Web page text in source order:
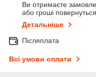
Ви отримаєте
або гроші
Детальніше
Післяплата
Всі умови оплати